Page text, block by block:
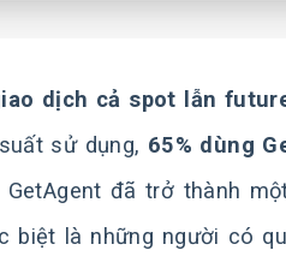
dịch cả spot lẫn
sử dụng, 65% dùng
GetAgent đã trở thành
biệt là những người có